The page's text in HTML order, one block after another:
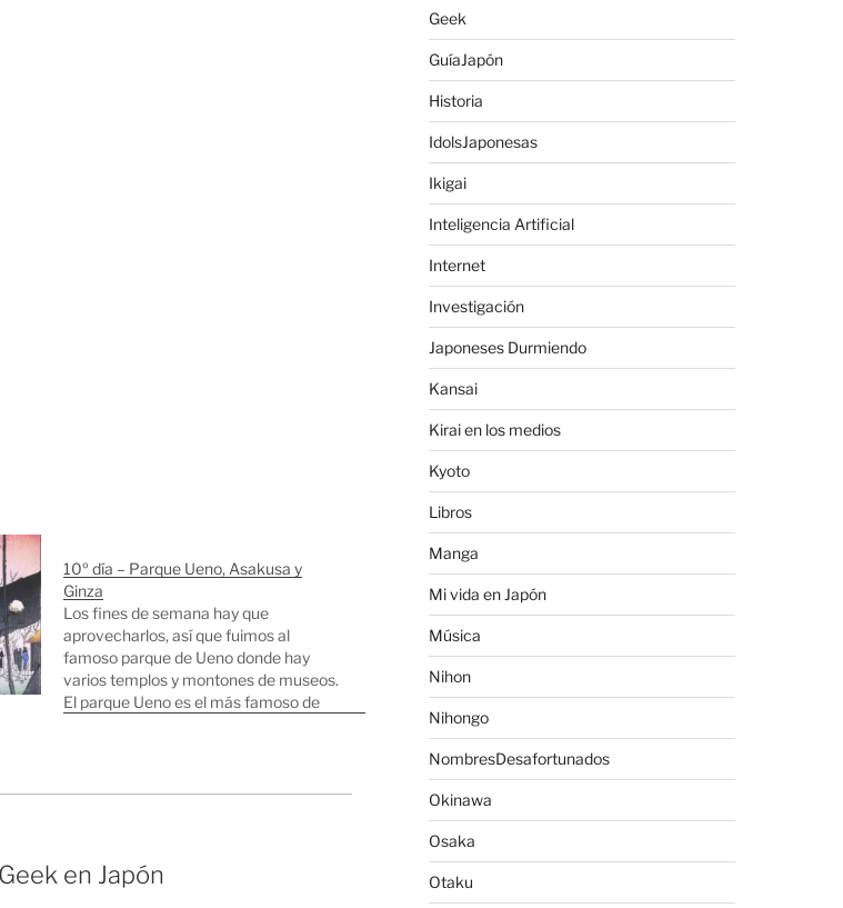
10º día – Parque Ueno, Asakusa y
Ginza
Los fines de semana hay que
aprovecharlos, así que fuimos al
famoso parque de Ueno donde hay
varios templos y montones de museos.
El parque Ueno es el más famoso de
Monje…
en Japón
Geek
GuíaJapón
Historia
IdolsJaponesas
Ikigai
Inteligencia Artificial
Internet
Investigación
Japoneses Durmiendo
Kansai
Kirai en los medios
Kyoto
Libros
Manga
Mi vida en Japón
Música
Nihon
Nihongo
NombresDesafortunados
Okinawa
Osaka
Otaku